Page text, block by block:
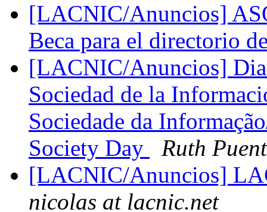
[LACNIC/Anuncios]
Beca para el directorio
[LACNIC/Anuncios]
Sociedad de la
Sociedade da
Society Day
Ruth
[LACNIC/Anuncios]
nicolas at lacnic.net